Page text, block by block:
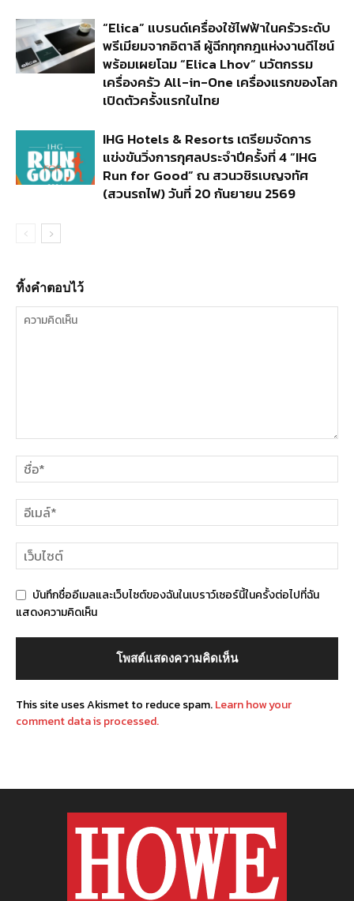
“Elica” แบรนด์เครื่องใช้ไฟฟ้าในครัวระดับ
พรีเมียมจากอิตาลี ผู้ฉีกทุกกฎแห่งงานดีไซน์
พร้อมเผยโฉม “Elica Lhov” นวัตกรรม
เครื่องครัว All-in-One เครื่องแรกของโลก
เปิดตัวครั้งแรกในไทย
IHG Hotels & Resorts เตรียมจัดการ
แข่งขันวิ่งการกุศลประจำปีครั้งที่ 4 “IHG
Run for Good” ณ สวนวชิรเบญจทัศ
(สวนรถไฟ) วันที่ 20 กันยายน 2569
ทิ้งคำตอบไว้
บันทึกชื่ออีเมลและเว็บไซต์ของฉันในเบราว์เซอร์นี้ในครั้งต่อไปที่ฉัน
แสดงความคิดเห็น
This site uses Akismet to reduce spam.Learn how your
comment data is processed.